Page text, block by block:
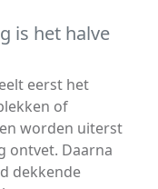
is het halve
eerst het
of
worden uiterst
ontvet. Daarna
dekkende